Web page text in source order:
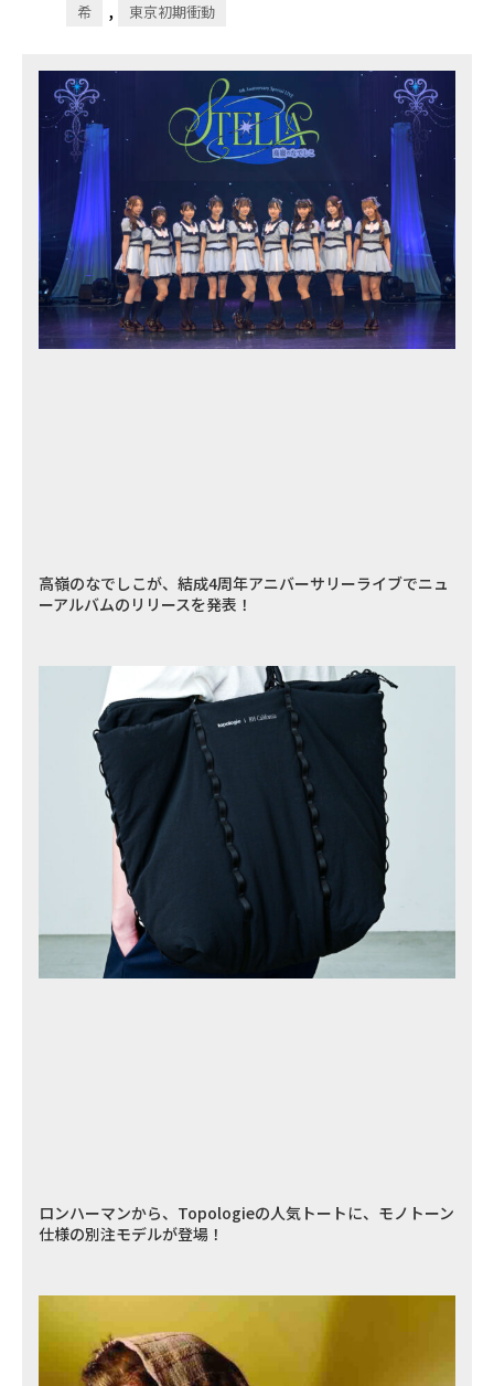
希 , 東京初期衝動
高嶺のなでしこが、結成4周年アニバーサリーライブでニュ
ーアルバムのリリースを発表！
ロンハーマンから、Topologieの人気トートに、モノトーン
仕様の別注モデルが登場！